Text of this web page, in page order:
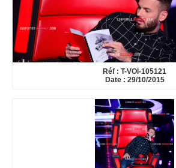
Réf : T-VOI-105121
Date : 29/10/2015